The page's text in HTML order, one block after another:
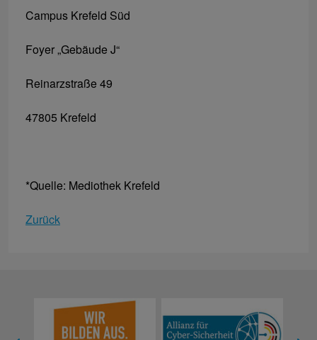
Campus Krefeld Süd
Foyer „Gebäude J“
Reinarzstraße 49
47805 Krefeld
*Quelle: Mediothek Krefeld
Zurück